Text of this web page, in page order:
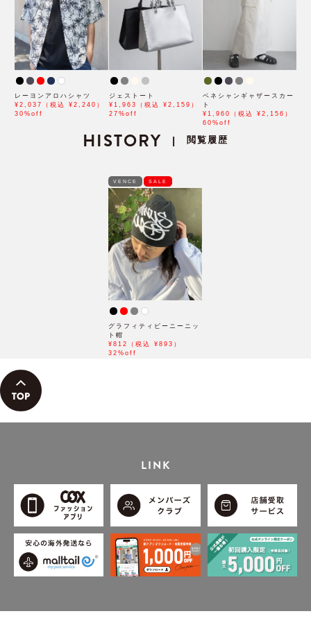
レーヨンアロハシャツ
¥2,037（税込 ¥2,240）
30%off
ジェストート
¥1,963（税込 ¥2,159）
27%off
ベネシャンギャザースカー
ト
¥1,960（税込 ¥2,156）
60%off
HISTORY | 閲覧履歴
VENCE SALE
グラフィティビーニーニッ
ト帽
¥812（税込 ¥893）
32%off
LINK